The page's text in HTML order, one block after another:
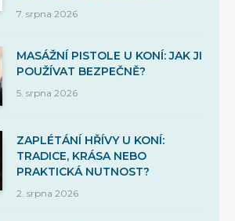
7. srpna 2026
MASÁŽNÍ PISTOLE U KONÍ: JAK JI
POUŽÍVAT BEZPEČNĚ?
5. srpna 2026
ZAPLÉTÁNÍ HŘÍVY U KONÍ:
TRADICE, KRÁSA NEBO
PRAKTICKÁ NUTNOST?
2. srpna 2026